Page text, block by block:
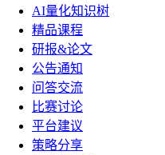
AI量化知识树
精品课程
研报&论文
公告通知
问答交流
比赛讨论
平台建议
策略分享